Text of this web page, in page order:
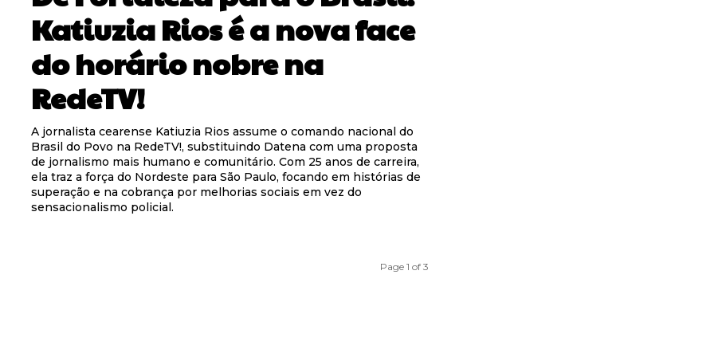
Katiuzia Rios é a nova face
do horário nobre na
RedeTV!
A jornalista cearense Katiuzia Rios assume o comando nacional do
Brasil do Povo na RedeTV!, substituindo Datena com uma proposta
de jornalismo mais humano e comunitário. Com 25 anos de carreira,
ela traz a força do Nordeste para São Paulo, focando em histórias de
superação e na cobrança por melhorias sociais em vez do
sensacionalismo policial.
Page 1 of 3